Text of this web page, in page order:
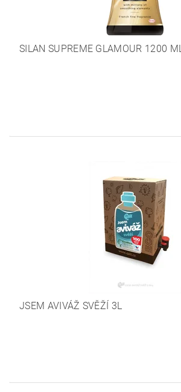
SILAN SUPREME GLAMOUR 1200 ML
JSEM AVIVÁŽ SVĚŽÍ 3L